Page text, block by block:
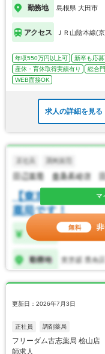
勤務地 島根県 大田市
アクセス ＪＲ山陰本線(
年収550万円以上可 新卒も応
産休・育休取得実績有り
総合
WEB面接OK
求人の詳細を見る
更新日：2026年7月3日
正社員 調剤薬局
フリーダム古志薬局 桧山
師求人